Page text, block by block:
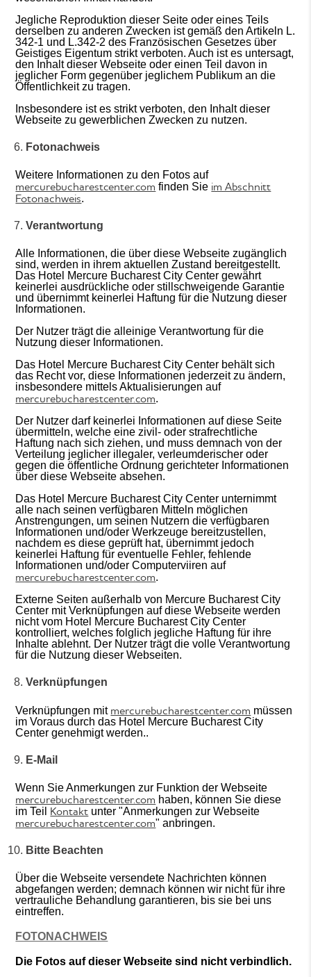
Jegliche Reproduktion dieser Seite oder eines Teils
derselben zu anderen Zwecken ist gemäß den Artikeln L.
342-1 und L.342-2 des Französischen Gesetzes über
Geistiges Eigentum strikt verboten. Auch ist es untersagt,
den Inhalt dieser Webseite oder einen Teil davon in
jeglicher Form gegenüber jeglichem Publikum an die
Öffentlichkeit zu tragen.
Insbesondere ist es strikt verboten, den Inhalt dieser
Webseite zu gewerblichen Zwecken zu nutzen.
Fotonachweis
Weitere Informationen zu den Fotos auf
mercurebucharestcenter.com finden Sie im Abschnitt
Fotonachweis.
Verantwortung
Alle Informationen, die über diese Webseite zugänglich
sind, werden in ihrem aktuellen Zustand bereitgestellt.
Das Hotel Mercure Bucharest City Center gewährt
keinerlei ausdrückliche oder stillschweigende Garantie
und übernimmt keinerlei Haftung für die Nutzung dieser
Informationen.
Der Nutzer trägt die alleinige Verantwortung für die
Nutzung dieser Informationen.
Das Hotel Mercure Bucharest City Center behält sich
das Recht vor, diese Informationen jederzeit zu ändern,
insbesondere mittels Aktualisierungen auf
mercurebucharestcenter.com.
Der Nutzer darf keinerlei Informationen auf diese Seite
übermitteln, welche eine zivil- oder strafrechtliche
Haftung nach sich ziehen, und muss demnach von der
Verteilung jeglicher illegaler, verleumderischer oder
gegen die öffentliche Ordnung gerichteter Informationen
über diese Webseite absehen.
Das Hotel Mercure Bucharest City Center unternimmt
alle nach seinen verfügbaren Mitteln möglichen
Anstrengungen, um seinen Nutzern die verfügbaren
Informationen und/oder Werkzeuge bereitzustellen,
nachdem es diese geprüft hat, übernimmt jedoch
keinerlei Haftung für eventuelle Fehler, fehlende
Informationen und/oder Computerviiren auf
mercurebucharestcenter.com.
Externe Seiten außerhalb von Mercure Bucharest City
Center mit Verknüpfungen auf diese Webseite werden
nicht vom Hotel Mercure Bucharest City Center
kontrolliert, welches folglich jegliche Haftung für ihre
Inhalte ablehnt. Der Nutzer trägt die volle Verantwortung
für die Nutzung dieser Webseiten.
Verknüpfungen
Verknüpfungen mit mercurebucharestcenter.com müssen
im Voraus durch das Hotel Mercure Bucharest City
Center genehmigt werden..
E-Mail
Wenn Sie Anmerkungen zur Funktion der Webseite
mercurebucharestcenter.com haben, können Sie diese
im Teil Kontakt unter "Anmerkungen zur Webseite
mercurebucharestcenter.com" anbringen.
Bitte Beachten
Über die Webseite versendete Nachrichten können
abgefangen werden; demnach können wir nicht für ihre
vertrauliche Behandlung garantieren, bis sie bei uns
eintreffen.
FOTONACHWEIS
Die Fotos auf dieser Webseite sind nicht verbindlich.